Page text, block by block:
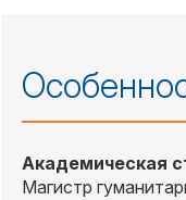
Академическая
Магистр